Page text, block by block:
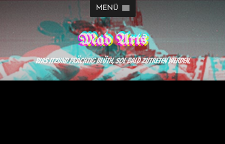
MENÜ
Mad Arts
Was itzund prächtig blüth, sol bald zutreten werden.